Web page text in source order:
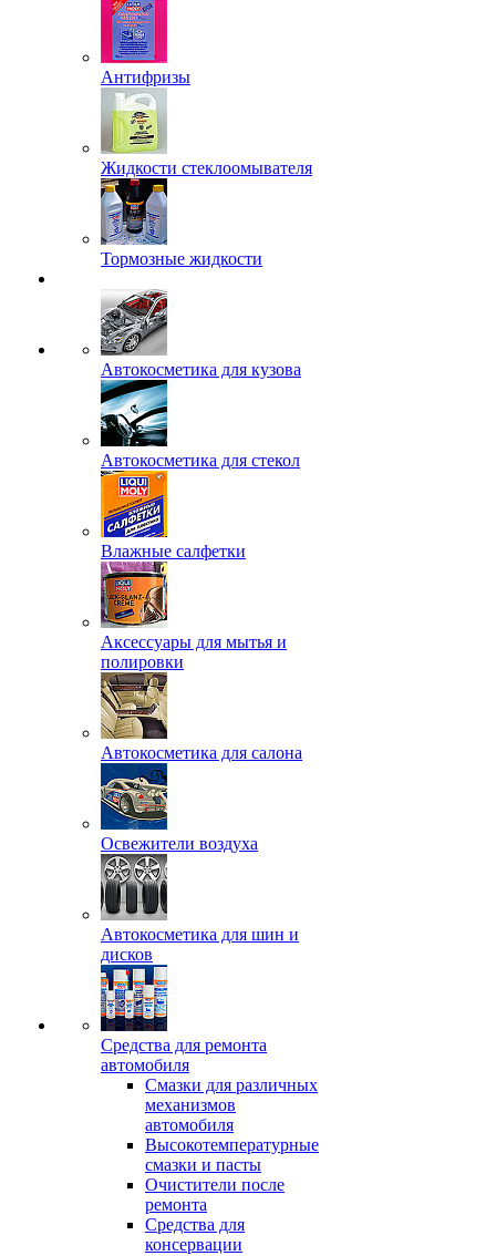
Антифризы
Жидкости стеклоомывателя
Тормозные жидкости
Автокосметика для кузова
Автокосметика для стекол
Влажные салфетки
Аксессуары для мытья и
полировки
Автокосметика для салона
Освежители воздуха
Автокосметика для шин и
дисков
Средства для ремонта
автомобиля
Смазки для различных
механизмов
автомобиля
Высокотемпературные
смазки и пасты
Очистители после
ремонта
Средства для
консервации